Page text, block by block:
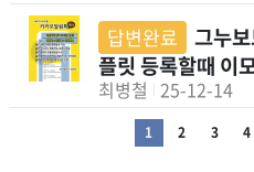
답변완료
그누
플릿 등록할때 이
최병철 25-12-14
1 2 3 4